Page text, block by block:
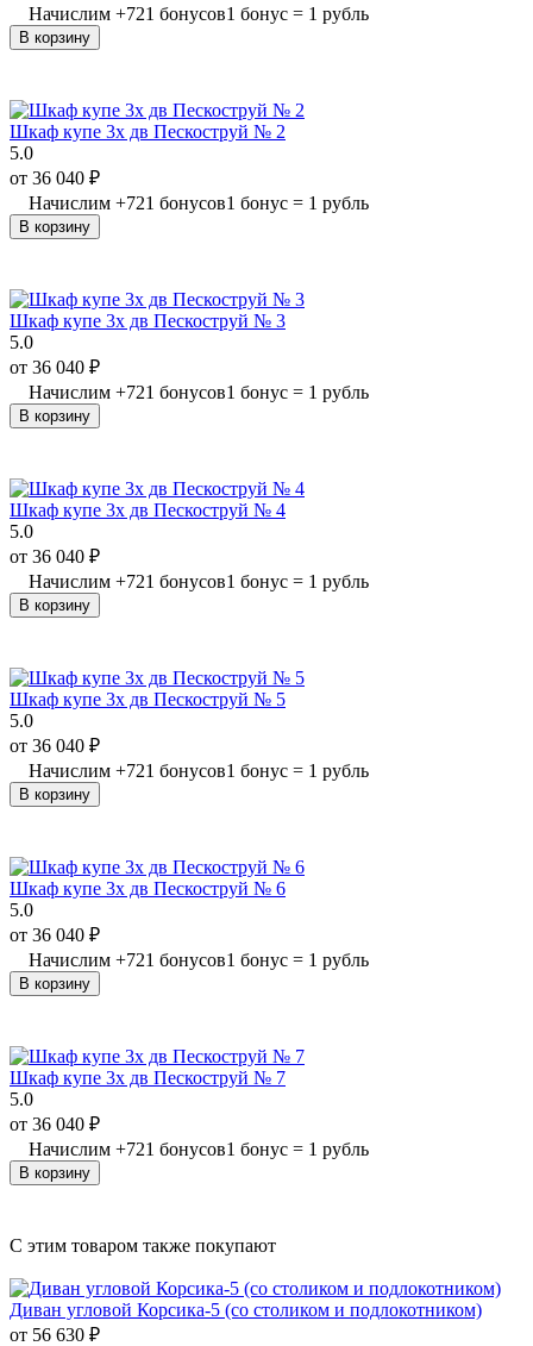
Начислим +721 бонусов1 бонус = 1 рубль
В корзину
Шкаф купе 3х дв Пескоструй № 2
5.0
от 36 040 ₽
Начислим +721 бонусов1 бонус = 1 рубль
В корзину
Шкаф купе 3х дв Пескоструй № 3
5.0
от 36 040 ₽
Начислим +721 бонусов1 бонус = 1 рубль
В корзину
Шкаф купе 3х дв Пескоструй № 4
5.0
от 36 040 ₽
Начислим +721 бонусов1 бонус = 1 рубль
В корзину
Шкаф купе 3х дв Пескоструй № 5
5.0
от 36 040 ₽
Начислим +721 бонусов1 бонус = 1 рубль
В корзину
Шкаф купе 3х дв Пескоструй № 6
5.0
от 36 040 ₽
Начислим +721 бонусов1 бонус = 1 рубль
В корзину
Шкаф купе 3х дв Пескоструй № 7
5.0
от 36 040 ₽
Начислим +721 бонусов1 бонус = 1 рубль
В корзину
C этим товаром также покупают
Диван угловой Корсика-5 (со столиком и подлокотником)
от 56 630 ₽